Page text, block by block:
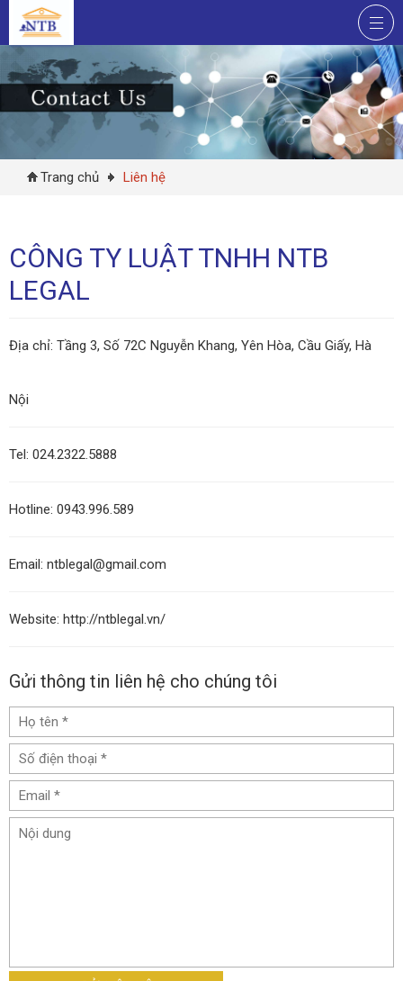
Trang chủ Liên hệ
CÔNG TY LUẬT TNHH NTB
LEGAL
Địa chỉ: Tầng 3, Số 72C Nguyễn Khang, Yên Hòa, Cầu Giấy, Hà
Nội
Tel : 024.2322.5888
Hotline: 0943.996.589
Email: ntblegal@gmail.com
Website: http://ntblegal.vn/
Gửi thông tin liên hệ cho chúng tôi